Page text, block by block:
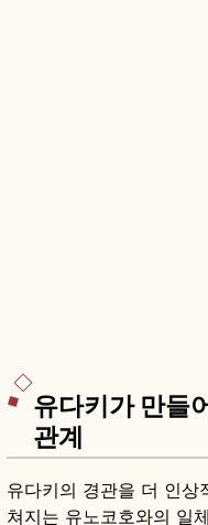
유다키가 만들
관계
유다키의 경관을 더 인상
쳐지는 유노코호와의 일